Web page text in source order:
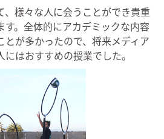
、様々な人に会うことができ貴重
す。全体的にアカデミックな内容
とが多かったので、将来メディア
はおすすめの授業でした。